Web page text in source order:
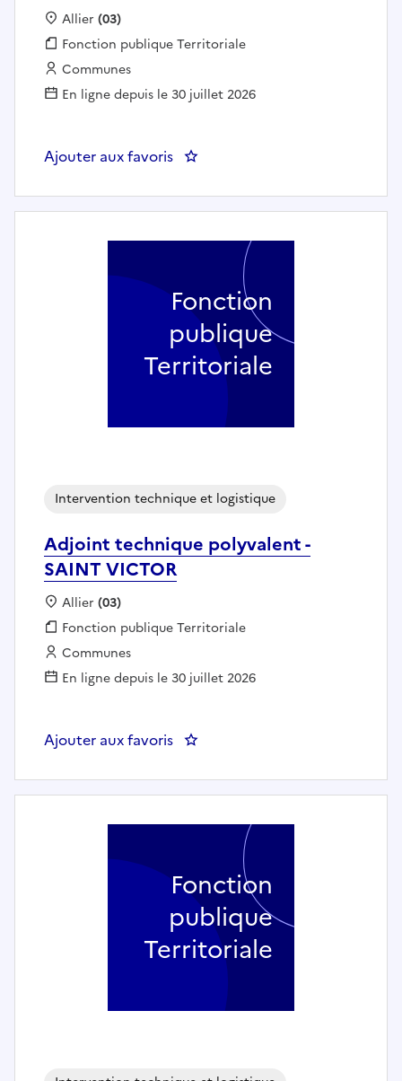
Localisation :
Allier (03)
Fonction publique :
Fonction publique Territoriale
Employeur :
Communes
En ligne depuis le 30 juillet 2026
Ajouter aux favoris : Magasinier (H/F) - COMMUNE
Adjoint technique polyvalent -
SAINT VICTOR
Intervention technique et logistique
Localisation :
Allier (03)
Fonction publique :
Fonction publique Territoriale
Employeur :
Communes
En ligne depuis le 30 juillet 2026
Ajouter aux favoris : Adjoint technique polyvalent -
Fonction
publique
Territoriale
Fonction
publique
Territoriale